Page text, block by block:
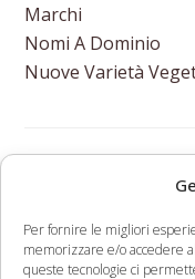
Per fornire le migliori
memorizzare e/o accedere
queste tecnologie ci
Marchi
Nomi A Dominio
Nuove Varietà
preoccupazioni
americani